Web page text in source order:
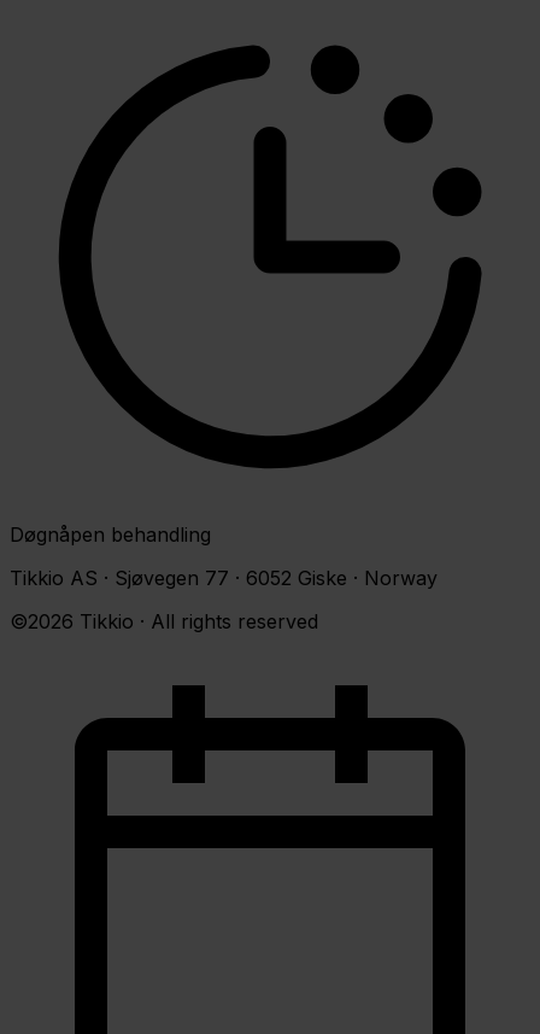
Døgnåpen behandling
Tikkio AS · Sjøvegen 77 · 6052 Giske · Norway
©2026 Tikkio · All rights reserved